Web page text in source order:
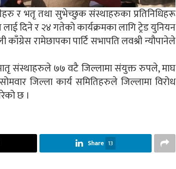
र भतृ तथा सुभेच्छुक संस्थाहरुका प्रतिनिधिहरू
दिने र २४ गतेको कार्यक्रमका लागि ट्रेड युनियन
रामेछापका पार्टि सभापति लवश्री न्यौपानेले
संस्थाहरुले ७७ वटै जिल्लामा संयुक्त रुपले, माघ
जिल्ला कार्य समितिहरुले जिल्लामा विरोध
छ ।
Share 13